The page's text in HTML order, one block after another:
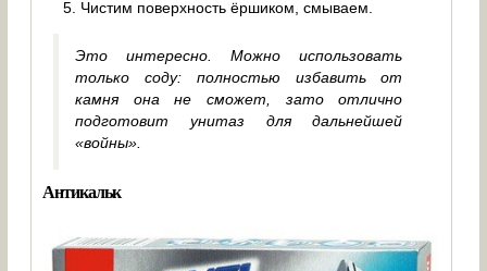
Чистим поверхность ёршиком, смываем.
Это интересно. Можно использовать
только соду: полностью избавить от
камня она не сможет, зато отлично
подготовит унитаз для дальнейшей
«войны».
Антикальк